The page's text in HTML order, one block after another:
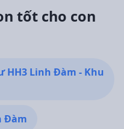
tốt cho con
HH3 Linh Đàm - Khu
Đàm